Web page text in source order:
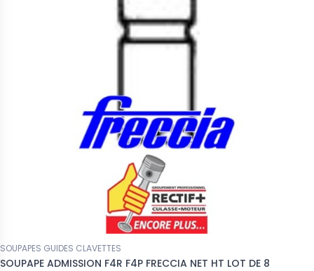
SOUPAPES GUIDES CLAVETTES
SOUPAPE ADMISSION F4R F4P FRECCIA NET HT LOT DE 8